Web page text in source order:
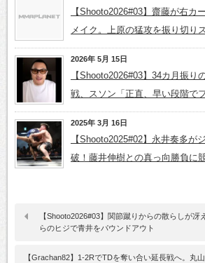
【Shooto2026#03】齋藤が右カ
メイク。上原の猛攻を振り切り
2026年 5月 15日
【Shooto2026#03】34カ月振り
戦、スソン「正直、早い段階で
2025年 3月 16日
【Shooto2025#02】永井奏多が
破！藤井伸樹との真っ向勝負に
【Shooto2026#03】関節蹴りからの散らしが冴
らのヒジで青井をパウンドアウト
【Grachan82】1-2RでTDを奪い合い延長戦へ。丸